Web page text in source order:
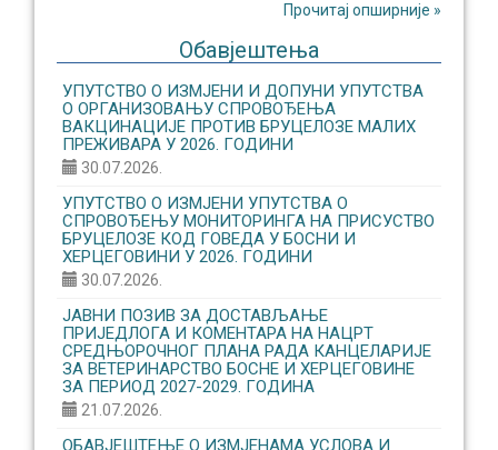
Прочитај опширније »
Обавјештења
УПУТСТВО О ИЗМЈЕНИ И ДОПУНИ УПУТСТВА
О ОРГАНИЗОВАЊУ CПРОВОЂЕЊА
ВАКЦИНАЦИЈЕ ПРОТИВ БРУЦЕЛОЗЕ МАЛИХ
ПРЕЖИВАРА У 2026. ГОДИНИ
30.07.2026.
УПУТСТВО О ИЗМЈЕНИ УПУТСТВА О
СПРОВОЂЕЊУ МОНИТОРИНГА НА ПРИСУСТВО
БРУЦЕЛОЗЕ КОД ГОВЕДА У БОСНИ И
ХЕРЦЕГОВИНИ У 2026. ГОДИНИ
30.07.2026.
ЈАВНИ ПОЗИВ ЗА ДОСТАВЉАЊЕ
ПРИЈЕДЛОГА И КОМЕНТАРА НА НАЦРТ
СРЕДЊОРОЧНОГ ПЛАНА РАДА КАНЦЕЛАРИЈЕ
ЗА ВЕТЕРИНАРСТВО БОСНЕ И ХЕРЦЕГОВИНЕ
ЗА ПЕРИОД 2027-2029. ГОДИНА
21.07.2026.
ОБАВЈЕШТЕЊЕ О ИЗМЈЕНАМА УСЛОВА И